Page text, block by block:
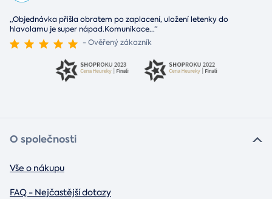
„Objednávka přišla obratem po zaplacení, uložení letenky do
hlavolamu je super nápad.Komunikace...“
- Ověřený zákazník
O společnosti
Vše o nákupu
FAQ - Nejčastější dotazy